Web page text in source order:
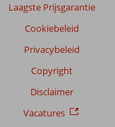
Laagste Prijsgarantie
Cookiebeleid
Privacybeleid
Copyright
Disclaimer
Vacatures